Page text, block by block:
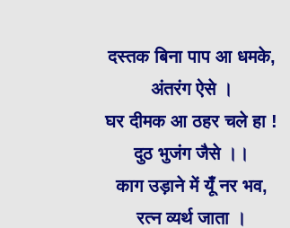
दस्तक बिना पाप आ धमके,
अंतरंग ऐसे ।
घर दीमक आ ठहर चले हा !
दुठ भुजंग जैसे ।।
काग उड़ाने में यूँ नर भव,
रत्न व्यर्थ जाता ।